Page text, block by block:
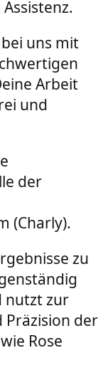
uns mit
Arbeit
und
der
(Charly).
zu
nutzt zur
Präzision der
Rose